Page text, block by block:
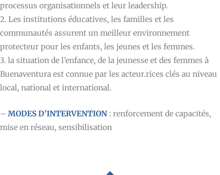
processus organisationnels et leur leadership.
2. Les institutions éducatives, les familles et les
communautés assurent un meilleur environnement
protecteur pour les enfants, les jeunes et les femmes.
3. la situation de l’enfance, de la jeunesse et des femmes à
Buenaventura est connue par les acteur.rices clés au niveau
local, national et international.
– MODES D’INTERVENTION : renforcement de capacités,
mise en réseau, sensibilisation